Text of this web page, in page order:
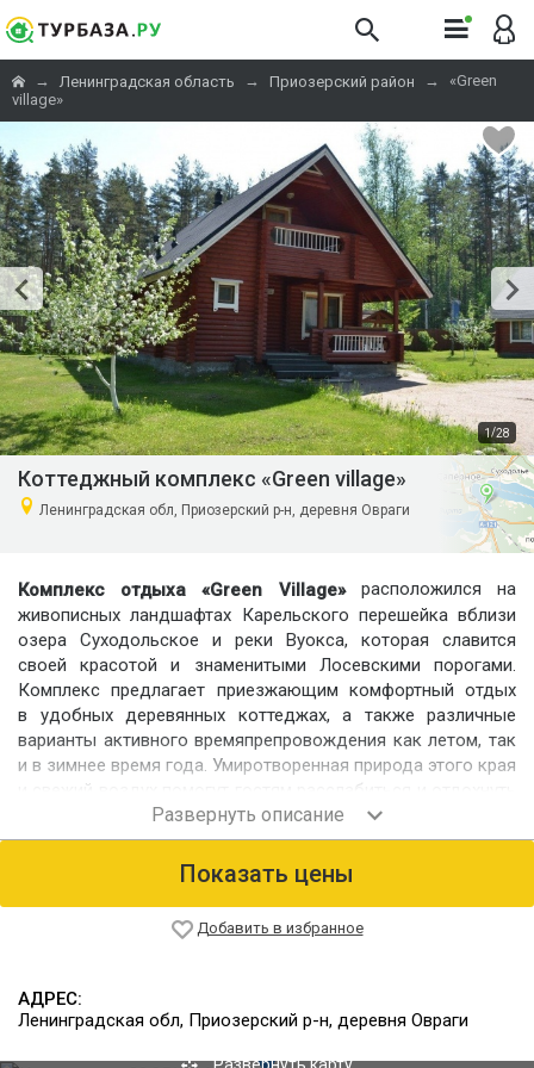
→ Ленинградская область → Приозерский район →
«Green
village»
1/28
Коттеджный комплекс «Green village»
Ленинградская обл, Приозерский р-н, деревня Овраги
Комплекс отдыха «Green Village» расположился на
живописных ландшафтах Карельского перешейка вблизи
озера Суходольское и реки Вуокса, которая славится
своей красотой и знаменитыми Лосевскими порогами.
Комплекс предлагает приезжающим комфортный отдых
в удобных деревянных коттеджах, а также различные
варианты активного времяпрепровождения как летом, так
и в зимнее время года. Умиротворенная природа этого края
и свежий воздух помогут гостям расслабиться и отдохнуть
от городской суеты.
мероприятий на 200 человек. Гостям и участникам
воздухе, беседки для барбекю и русская баня.
На территории базы отдыха три коттеджа с размещением
на 6 человек. В каждом коттедже есть всё для
Показать цены
Добавить в избранное
АДРЕС:
Ленинградская обл, Приозерский р-н, деревня Овраги